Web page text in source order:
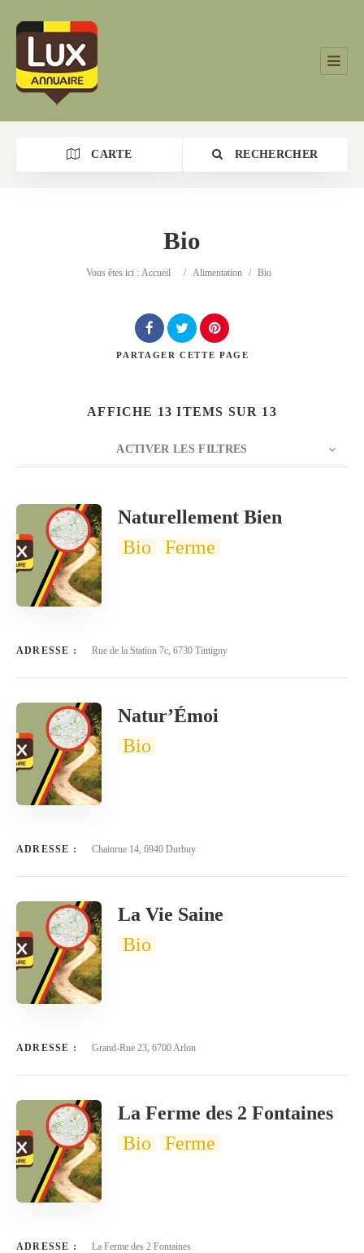
CARTE RECHERCHER
Rechercher
Bio
Vous êtes ici : Accueil / Alimentation / Bio
PARTAGER CETTE PAGE
AFFICHE 13 ITEMS SUR 13
ACTIVER LES FILTRES
NOMBRE 20
Naturellement Bien
Bio
Ferme
ADRESSE : Rue de la Station 7c, 6730 Tintigny
Natur’Émoi
Bio
ADRESSE : Chainrue 14, 6940 Durbuy
La Vie Saine
Bio
ADRESSE : Grand-Rue 23, 6700 Arlon
La Ferme des 2 Fontaines
Bio
Ferme
ADRESSE : La Ferme des 2 Fontaines